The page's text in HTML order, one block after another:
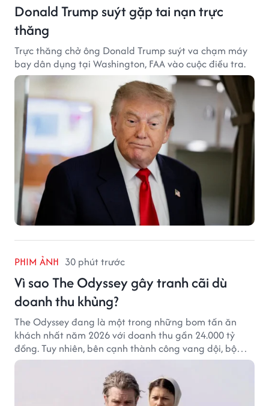
Donald Trump suýt gặp tai nạn trực
thăng
Trực thăng chở ông Donald Trump suýt va chạm máy
bay dân dụng tại Washington, FAA vào cuộc điều tra.
PHIM ẢNH 30 phút trước
Vì sao The Odyssey gây tranh cãi dù
doanh thu khủng?
The Odyssey đang là một trong những bom tấn ăn
khách nhất năm 2026 với doanh thu gần 24.000 tỷ
đồng. Tuy nhiên, bên cạnh thành công vang dội, bộ
phim của Christopher Nolan cũng vấp phải không ít
tranh cãi từ khán giả.